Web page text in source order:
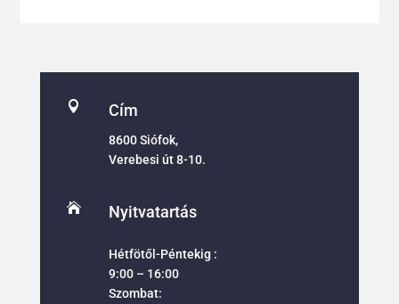
 Cím
8600 Siófok,
Verebesi út 8-10.
 Nyitvatartás
Hétfötől-Péntekig :
9:00 – 16:00
Szombat: